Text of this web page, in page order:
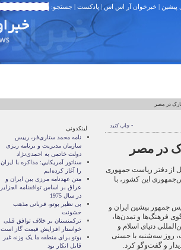
پیشین | خبرخوان آر اس اس| پادکست | جستجو:
در مصر
• چاپ کنید
در مصر
از دفتر ریاست جمهوری
این کشور، با
جمهور پیشین ایران و
فرهنگ‌ها و تمدن‌ها،
دنیای اسلام و
روز سه‌شنبه با حسنی
و گفت‌وگو کرد.
لینکدونی
نامه محمد ستاری‌فر، رییس
سازمان مدیریت و برنامه ریزی
دولت خاتمی به احمدی‌نژاد
سناتور آمريکايي: مذاکره با ايران
را آغاز کرده‌ايم
متن عهدنامه مرزى بين ايران و
عراق بر اساس توافقنامه الجزاير
در سال 1975
بی نظیر بوتو، قربانی مذهب
خشونت
ترکمنستان بر خلاف توافق قبلی
خواستار افزایش قیمت گاز است
بوتو برای منطقه ما یک وزنه غیر
قابل انکار بود